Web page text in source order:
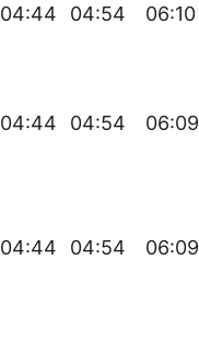
04:44 04:54 06:10
04:44 04:54 06:09
04:44 04:54 06:09